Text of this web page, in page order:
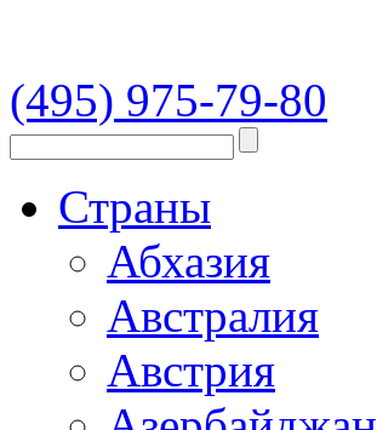
(495) 975-79-80
Страны
Абхазия
Австралия
Австрия